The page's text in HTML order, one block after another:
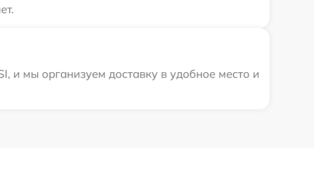
и мы организуем доставку в удобное место и